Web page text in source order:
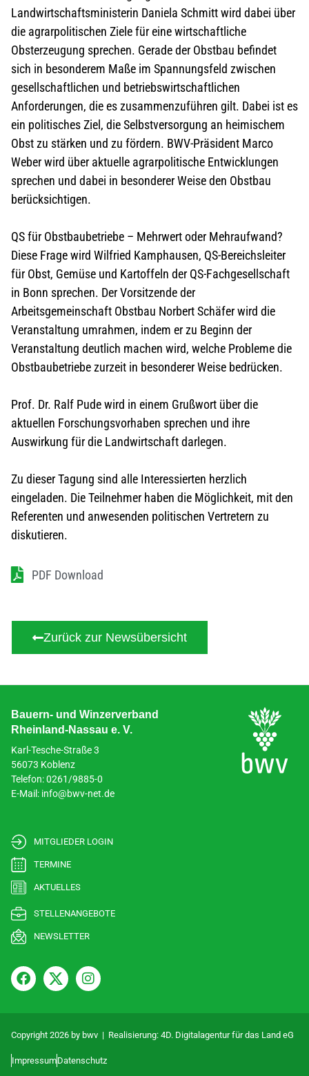
Landwirtschaftsministerin Daniela Schmitt wird dabei über
die agrarpolitischen Ziele für eine wirtschaftliche
Obsterzeugung sprechen. Gerade der Obstbau befindet
sich in besonderem Maße im Spannungsfeld zwischen
gesellschaftlichen und betriebswirtschaftlichen
Anforderungen, die es zusammenzuführen gilt. Dabei ist es
ein politisches Ziel, die Selbstversorgung an heimischem
Obst zu stärken und zu fördern. BWV-Präsident Marco
Weber wird über aktuelle agrarpolitische Entwicklungen
sprechen und dabei in besonderer Weise den Obstbau
berücksichtigen.
QS für Obstbaubetriebe – Mehrwert oder Mehraufwand?
Diese Frage wird Wilfried Kamphausen, QS-Bereichsleiter
für Obst, Gemüse und Kartoffeln der QS-Fachgesellschaft
in Bonn sprechen. Der Vorsitzende der
Arbeitsgemeinschaft Obstbau Norbert Schäfer wird die
Veranstaltung umrahmen, indem er zu Beginn der
Veranstaltung deutlich machen wird, welche Probleme die
Obstbaubetriebe zurzeit in besonderer Weise bedrücken.
Prof. Dr. Ralf Pude wird in einem Grußwort über die
aktuellen Forschungsvorhaben sprechen und ihre
Auswirkung für die Landwirtschaft darlegen.
Zu dieser Tagung sind alle Interessierten herzlich
eingeladen. Die Teilnehmer haben die Möglichkeit, mit den
Referenten und anwesenden politischen Vertretern zu
diskutieren.
PDF Download
Zurück zur Newsübersicht
Bauern- und Winzerverband
Rheinland-Nassau e. V.
Karl-Tesche-Straße 3
56073 Koblenz
Telefon: 0261/9885-0
E-Mail: info@bwv-net.de
MITGLIEDER LOGIN
TERMINE
AKTUELLES
STELLENANGEBOTE
NEWSLETTER
Copyright 2026 by bwv | Realisierung: 4D. Digitalagentur für das Land eG
ImpressumDatenschutz